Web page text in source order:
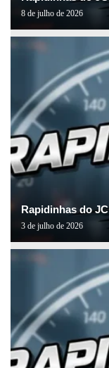
8 de julho de 2026
Rapidinhas do JC
3 de julho de 2026